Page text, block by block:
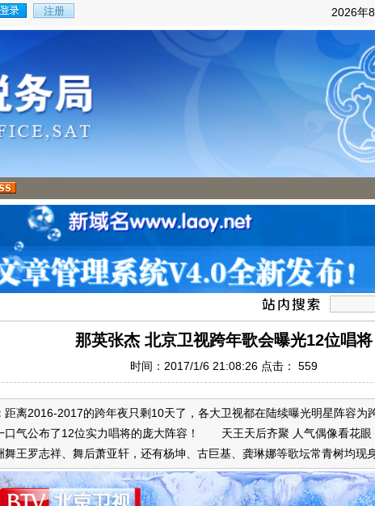
2026年
那英张杰 北京卫视跨年歌会曝光12位唱将
时间：2017/1/6 21:08:26 点击： 559
距离2016-2017的跨年夜只剩10天了，各大卫视都在陆续曝光明星阵容为
口气公布了12位实力唱将的庞大阵容！ 天王天后齐聚 人气偶像看
舞王罗志祥、舞后萧亚轩，还有杨坤、古巨基、龚琳娜等歌坛常青树均现